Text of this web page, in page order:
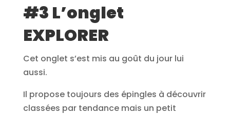
#3 L’onglet
EXPLORER
Cet onglet s’est mis au goût du jour lui
aussi.
Il propose toujours des épingles à découvrir
classées par tendance mais un petit